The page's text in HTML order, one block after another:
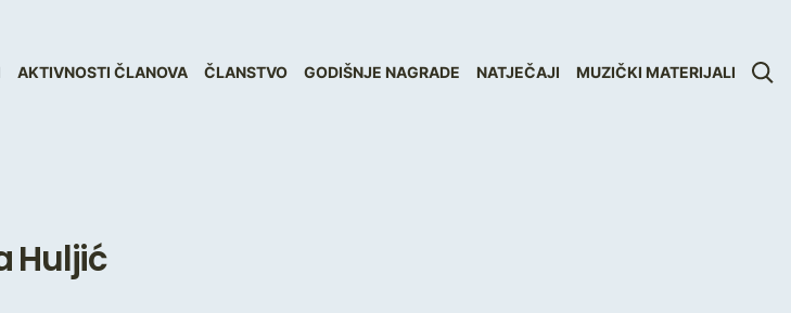
AKTIVNOSTI ČLANOVA ČLANSTVO GODIŠNJE NAGRADE NATJEČAJI MUZIČKI MATERIJALI
Huljić